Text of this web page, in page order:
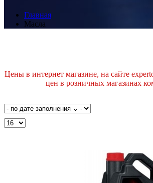
Главная
Масла
Цены в интернет магазине, на сайте
цен в розничных магазинах